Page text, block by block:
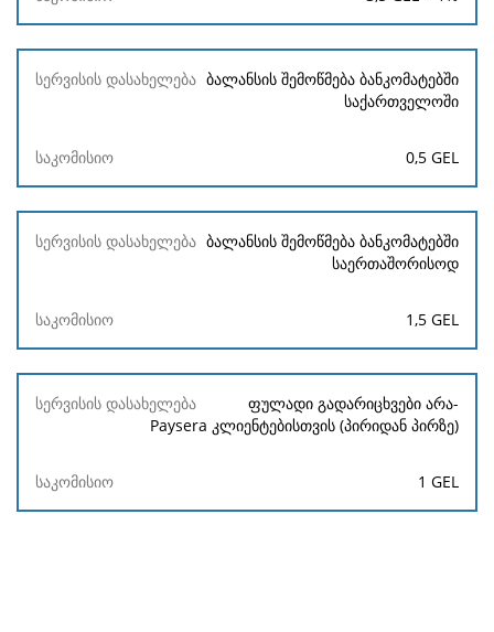
ბალანსის შემოწმება ბანკომატებში
საქართველოში
0,5 GEL
ბალანსის შემოწმება ბანკომატებში
საერთაშორისოდ
1,5 GEL
ფულადი გადარიცხვები არა-
Paysera კლიენტებისთვის (პირიდან პირზე)
1 GEL